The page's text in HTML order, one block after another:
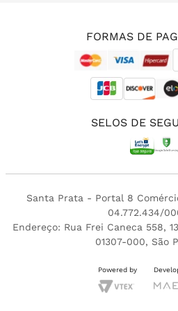
FORMAS DE
SELOS DE
Santa Prata - Portal 8
04.772.434/
Endereço: Rua Frei Caneca 558,
01307-000, São
Powered by